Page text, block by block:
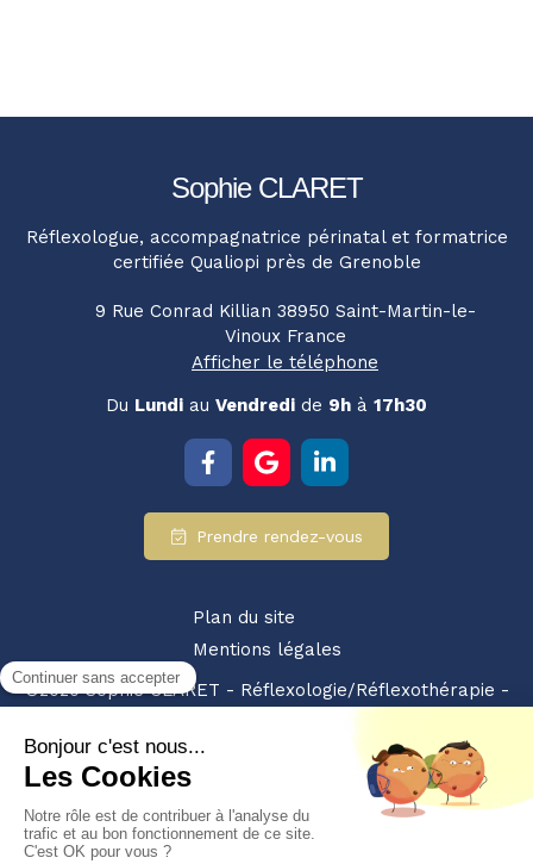
Sophie CLARET
Réflexologue, accompagnatrice périnatal et formatrice
certifiée Qualiopi près de Grenoble
9 Rue Conrad Killian 38950 Saint-Martin-le-
Vinoux France
Afficher le téléphone
Du Lundi au Vendredi de 9h à 17h30
Prendre rendez-vous
Plan du site
Mentions légales
©2020 Sophie CLARET - Réflexologie/Réflexothérapie -
Partenariat retrouvez-nous également sur : les pros
Création et référencement du site par Simplébo